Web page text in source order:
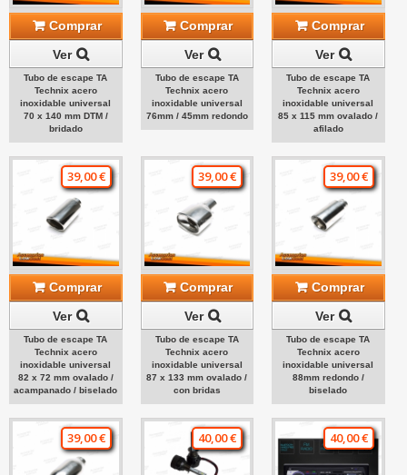
Comprar
Ver
Tubo de escape TA
Technix acero
inoxidable universal
70 x 140 mm DTM /
bridado
Comprar
Ver
Tubo de escape TA
Technix acero
inoxidable universal
76mm / 45mm redondo
Comprar
Ver
Tubo de escape TA
Technix acero
inoxidable universal
85 x 115 mm ovalado /
afilado
39,00 €
Comprar
Ver
Tubo de escape TA
Technix acero
inoxidable universal
82 x 72 mm ovalado /
acampanado / biselado
39,00 €
Comprar
Ver
Tubo de escape TA
Technix acero
inoxidable universal
87 x 133 mm ovalado /
con bridas
39,00 €
Comprar
Ver
Tubo de escape TA
Technix acero
inoxidable universal
88mm redondo /
biselado
39,00 € 40,00 € 40,00 €